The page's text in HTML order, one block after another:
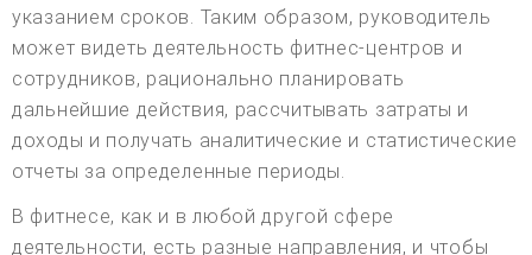
указанием сроков. Таким образом, руководитель
может видеть деятельность фитнес-центров и
сотрудников, рационально планировать
дальнейшие действия, рассчитывать затраты и
доходы и получать аналитические и статистические
отчеты за определенные периоды.
В фитнесе, как и в любой другой сфере
деятельности, есть разные направления, и чтобы